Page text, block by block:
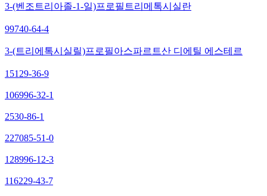
3-(벤조트리아졸-1-일)프로필트리메톡시실란
99740-64-4
3-(트리에톡시실릴)프로필아스파르트산 디에틸 에스테르
15129-36-9
106996-32-1
2530-86-1
227085-51-0
128996-12-3
116229-43-7